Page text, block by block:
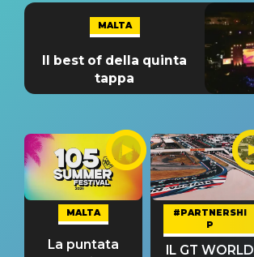
MALTA
Il best of della quinta
tappa
MALTA
La puntata
#PARTNERSHI
P
IL GT WORLD